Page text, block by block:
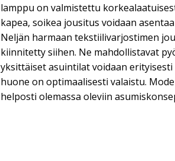
lamppu on valmistettu
kapea, soikea jousitus voidaan
Neljän harmaan tekstiilivarjostimen
kiinnitetty siihen. Ne mahdollistavat
yksittäiset asuintilat voidaan
huone on optimaalisesti valaistu.
helposti olemassa oleviin